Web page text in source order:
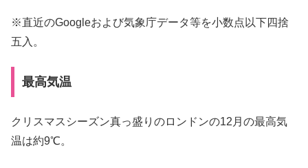
※直近のGoogleおよび気象庁データ等を小数点以下四捨
五入。
最高気温
クリスマスシーズン真っ盛りのロンドンの12月の最高気
温は約9℃。